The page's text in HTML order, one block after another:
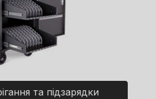
та підзарядки